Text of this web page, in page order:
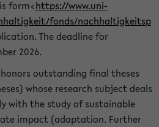
form<https://www.uni-
fonds/nachhaltigkeitsp
The deadline for
2026.
outstanding final theses
whose research subject deals
with the study of sustainable
impact (adaptation. Further